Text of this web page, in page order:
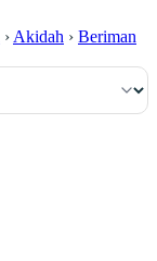
› Akidah › Beriman